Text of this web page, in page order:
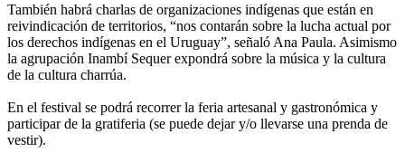
También habrá charlas de organizaciones indígenas que están en
reivindicación de territorios, “nos contarán sobre la lucha actual por
los derechos indígenas en el Uruguay”, señaló Ana Paula. Asimismo
la agrupación Inambí Sequer expondrá sobre la música y la cultura
de la cultura charrúa.
En el festival se podrá recorrer la feria artesanal y gastronómica y
participar de la gratiferia (se puede dejar y/o llevarse una prenda de
vestir).